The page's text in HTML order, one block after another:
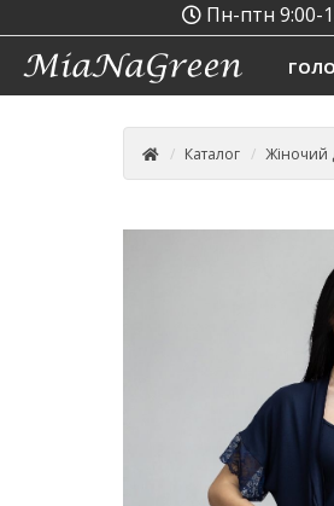
Пн-птн 9:00-
Каталог Жіночий